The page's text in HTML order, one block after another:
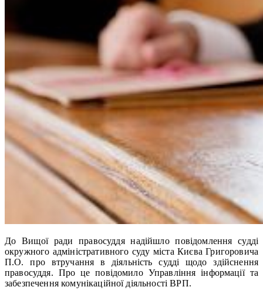
До Вищої ради правосуддя надійшло повідомлення судді
окружного адміністративного суду міста Києва Григоровича
П.О. про втручання в діяльність судді щодо здійснення
правосуддя. Про це повідомило Управління інформації та
забезпечення комунікаційної діяльності ВРП.